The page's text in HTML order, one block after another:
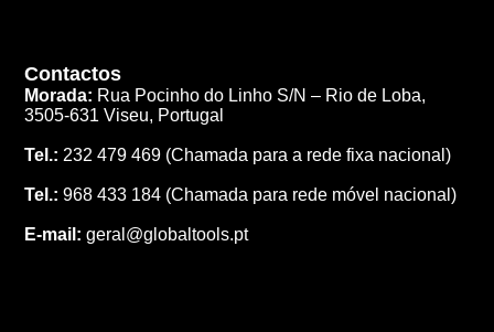
Contactos
Morada: Rua Pocinho do Linho S/N – Rio de Loba,
3505-631 Viseu, Portugal
Tel.: 232 479 469 (Chamada para a rede fixa nacional)
Tel.: 968 433 184 (Chamada para rede móvel nacional)
E-mail: geral@globaltools.pt